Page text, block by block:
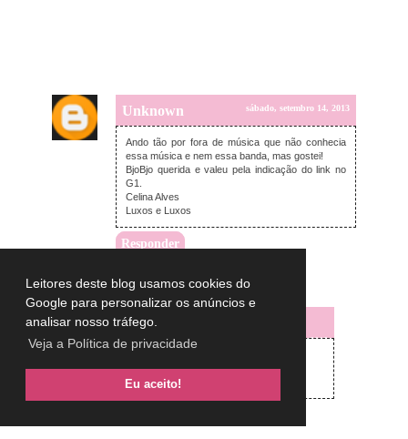
Leitores deste blog usamos cookies do
Google para personalizar os anúncios e
analisar nosso tráfego.
Veja a Política de privacidade
Eu aceito!
Unknown sábado, setembro 14, 2013
Ando tão por fora de música que não conhecia
essa música e nem essa banda, mas gostei!
BjoBjo querida e valeu pela indicação do link no
G1.
Celina Alves
Luxos e Luxos
Responder
Respostas
Lulu on the sky
domingo, setembro 15, 2013
Que bom que conseguiu.
Big Beijos